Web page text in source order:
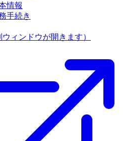
情報
手続き
ウィンドウが開きます）